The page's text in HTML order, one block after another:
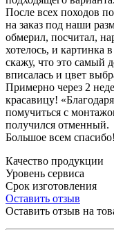
После всех походов
на заказ под наши
обмерил, посчитал,
хотелось, и картинка
скажу, что это самый
вписалась и цвет
Примерно через 2
красавицу!
помучиться с
получился отменный.
Большое всем
Качество продукции
Уровень сервиса
Срок изготовления
Оставить отзыв
Оставить отзыв на